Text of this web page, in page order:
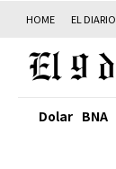
HOME EL DIARIO
Dolar BNA